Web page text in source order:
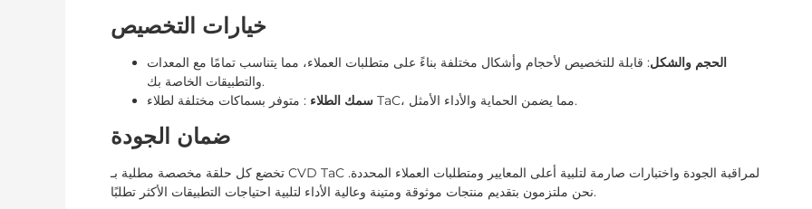
خيارات التخصيص
الحجم والشكل: قابلة للتخصيص لأحجام وأشكال مختلفة بناءً على متطلبات العملاء، مما يتناسب تمامًا مع المعدات
والتطبيقات الخاصة بك.
سمك الطلاء
: متوفر بسماكات مختلفة لطلاء TaC، مما يضمن الحماية والأداء الأمثل.
ضمان الجودة
تخضع كل حلقة مخصصة مطلية بـ CVD TaC لمراقبة الجودة واختبارات صارمة لتلبية أعلى المعايير ومتطلبات العملاء المحددة.
نحن ملتزمون بتقديم منتجات موثوقة ومتينة وعالية الأداء لتلبية احتياجات التطبيقات الأكثر تطلبًا.